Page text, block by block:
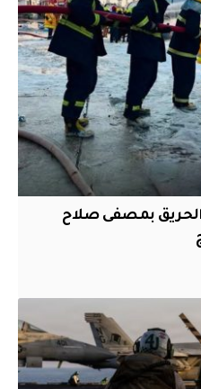
بمصفى صلاح